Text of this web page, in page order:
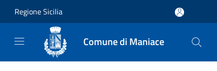
Regione Sicilia
Comune di Maniace